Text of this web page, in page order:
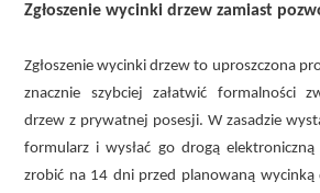
Zgłoszenie wycinki drzew zamiast
Zgłoszenie wycinki drzew to uproszczona
znacznie szybciej załatwić formalności
drzew z prywatnej posesji. W zasadzie
formularz i wysłać go drogą
zrobić na 14 dni przed planowaną wycinką